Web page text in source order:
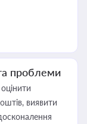
проблеми
виявити